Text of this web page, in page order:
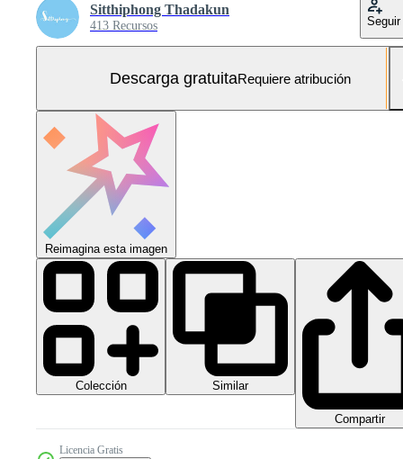
Sitthiphong Thadakun
413 Recursos Seguir
Descarga gratuitaRequiere atribución
Reimagina esta imagen
Colección Similar
Compartir
Licencia Gratis